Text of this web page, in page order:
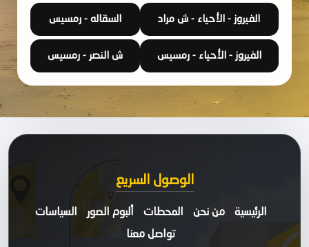
الفيروز - الأحياء - ش مراد السقاله - رمسيس
الفيروز - الأحياء - رمسيس ش النصر - رمسيس
الوصول السريع
الرئيسية من نحن المحطات ألبوم الصور
السياسات
تواصل معنا